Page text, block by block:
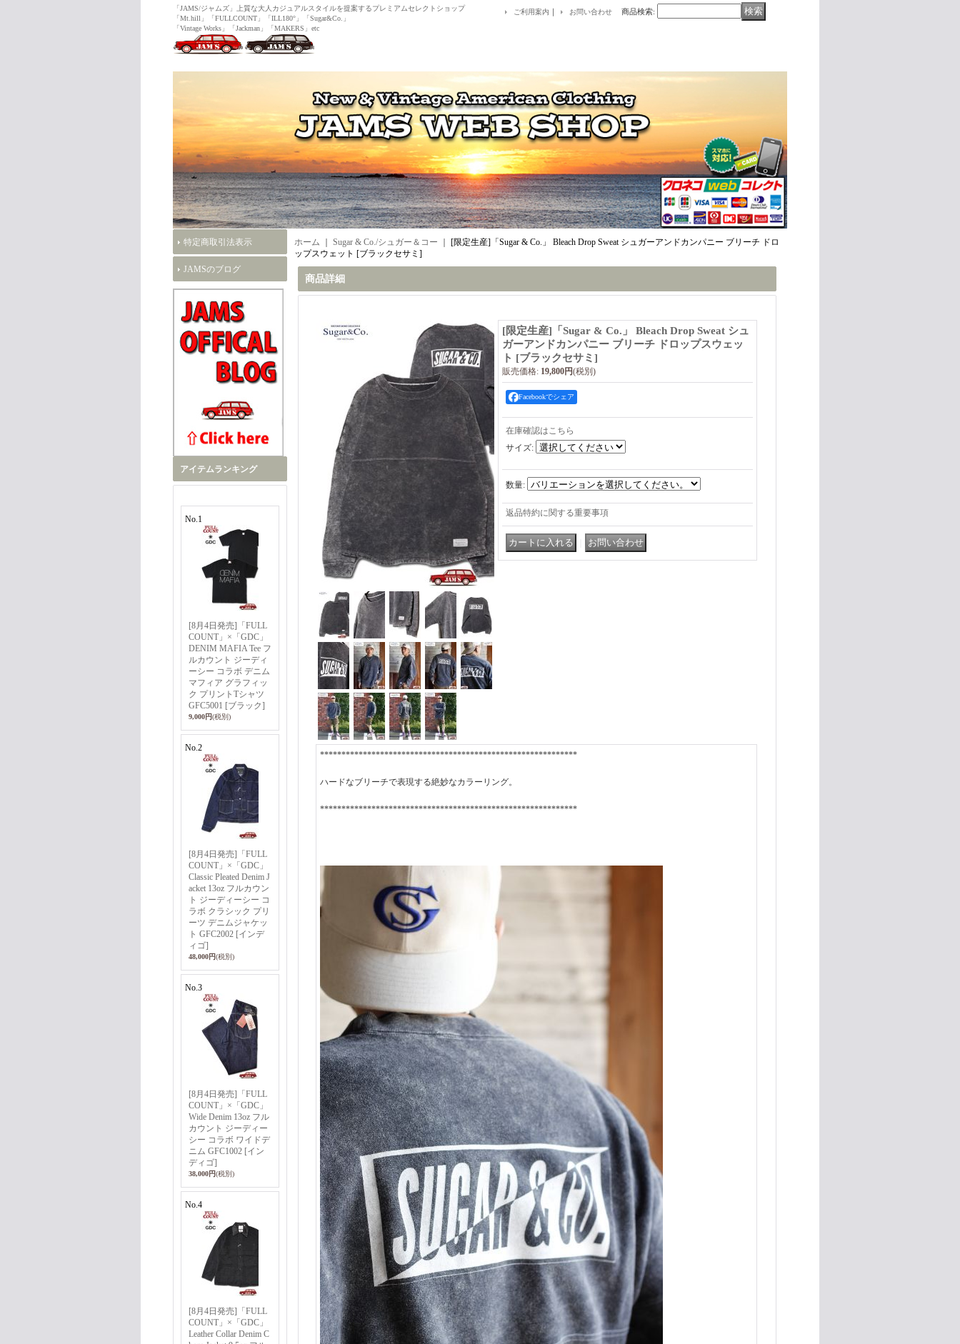
「JAMS/ジャムズ」上質な大人カジュアルスタイルを提案するプレミアムセレクトショップ
「Mt.hill」「FULLCOUNT」「ILL180°」「Sugar&Co.」
「Vintage Works」「Jackman」「MAKERS」etc
ご利用案内 ｜ お問い合わせ 商品検索:
特定商取引法表示
JAMSのブログ
アイテムランキング
No.1
[8月4日発売]「FULL
COUNT」×「GDC」
DENIM MAFIA Tee フ
ルカウント ジーディ
ーシー コラボ デニム
マフィア グラフィッ
ク プリントTシャツ
GFC5001 [ブラック]
9,000円(税別)
No.2
[8月4日発売]「FULL
COUNT」×「GDC」
Classic Pleated Denim J
acket 13oz フルカウン
ト ジーディーシー コ
ラボ クラシック プリ
ーツ デニムジャケッ
ト GFC2002 [インデ
ィゴ]
48,000円(税別)
No.3
[8月4日発売]「FULL
COUNT」×「GDC」
Wide Denim 13oz フル
カウント ジーディー
シー コラボ ワイドデ
ニム GFC1002 [イン
ディゴ]
38,000円(税別)
No.4
[8月4日発売]「FULL
COUNT」×「GDC」
Leather Collar Denim C
ホーム Sugar & Co./シュガー＆コー
[限定生産]「Sugar & Co.」 Bleach Drop Sweat シュガーアンドカンパニー ブリーチ ドロ
ップスウェット [ブラックセサミ]
商品詳細
[限定生産]「Sugar & Co.」 Bleach Drop Sweat シュ
ガーアンドカンパニー ブリーチ ドロップスウェッ
ト [ブラックセサミ]
販売価格: 19,800円(税別)
Facebookでシェア
在庫確認はこちら
サイズ:
数量:
返品特約に関する重要事項
************************************************************
ハードなブリーチで表現する絶妙なカラーリング。
************************************************************